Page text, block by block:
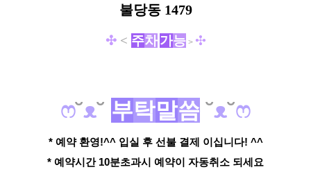
불당동 1479
✣ < 주차 가능 > ✣
ෆ˘ᴥ˘ 부탁말씀 ˘ᴥ˘ෆ
* 예약 환영!^^ 입실 후 선불 결제 이십니다! ^^
* 예약시간 10분초과시 예약이 자동취소 되세요